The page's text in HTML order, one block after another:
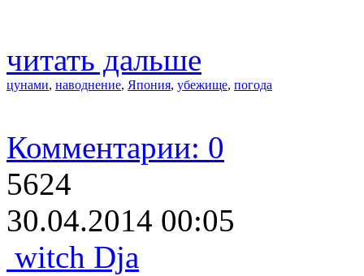
читать дальше
цунами, наводнение, Япония, убежище, погода
Комментарии: 0
5624
30.04.2014 00:05
witch Dja